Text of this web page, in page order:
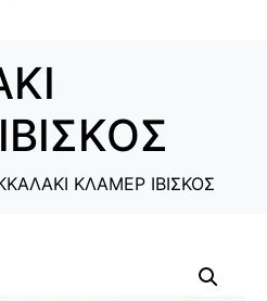
ΚΛΑΜΕΡ ΙΒΙΣΚΟΣ